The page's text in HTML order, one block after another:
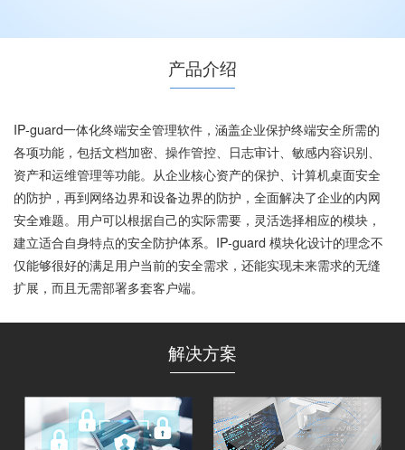
产品介绍
IP-guard一体化终端安全管理软件，涵盖企业保护终端安全所需的
各项功能，包括文档加密、操作管控、日志审计、敏感内容识别、
资产和运维管理等功能。从企业核心资产的保护、计算机桌面安全
的防护，再到网络边界和设备边界的防护，全面解决了企业的内网
安全难题。用户可以根据自己的实际需要，灵活选择相应的模块，
建立适合自身特点的安全防护体系。IP-guard 模块化设计的理念不
仅能够很好的满足用户当前的安全需求，还能实现未来需求的无缝
扩展，而且无需部署多套客户端。
解决方案